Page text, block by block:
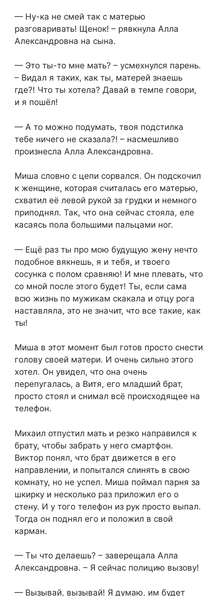
— Ну-ка не смей так с матерью
разговаривать! Щенок! – рявкнула Алла
Александровна на сына.
— Это ты-то мне мать? – усмехнулся парень.
– Видал я таких, как ты, матерей знаешь
где?! Что ты хотела? Давай в темпе говори,
и я пошёл!
— А то можно подумать, твоя подстилка
тебе ничего не сказала?! – насмешливо
произнесла Алла Александровна.
Миша словно с цепи сорвался. Он подскочил
к женщине, которая считалась его матерью,
схватил её левой рукой за грудки и немного
приподнял. Так, что она сейчас стояла, еле
касаясь пола большими пальцами ног.
— Ещё раз ты про мою будущую жену нечто
подобное вякнешь, я и тебя, и твоего
сосунка с полом сравняю! И мне плевать, что
со мной после этого будет! Ты, если сама
всю жизнь по мужикам скакала и отцу рога
наставляла, это не значит, что все такие, как
ты!
Миша в этот момент был готов просто снести
голову своей матери. И очень сильно этого
хотел. Он увидел, что она очень
перепугалась, а Витя, его младший брат,
просто стоял и снимал всё происходящее на
телефон.
Михаил отпустил мать и резко направился к
брату, чтобы забрать у него смартфон.
Виктор понял, что брат движется в его
направлении, и попытался слинять в свою
комнату, но не успел. Миша поймал парня за
шкирку и несколько раз приложил его о
стену. И у того телефон из рук просто выпал.
Тогда он поднял его и положил в свой
карман.
— Ты что делаешь? – заверещала Алла
Александровна. – Я сейчас полицию вызову!
— Вызывай, вызывай! Я думаю, им будет